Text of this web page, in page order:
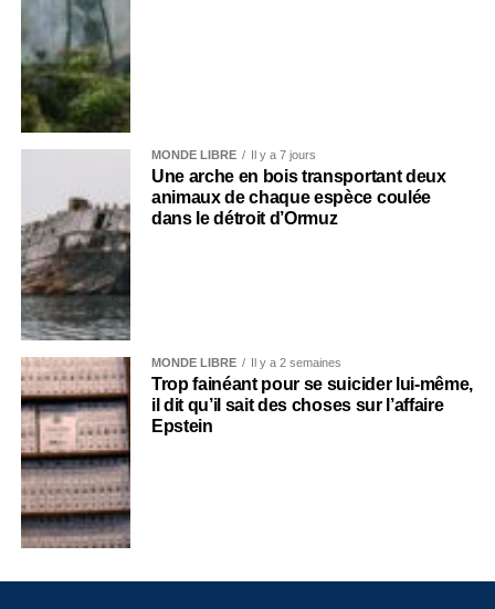
MONDE LIBRE Il y a 7 jours
Une arche en bois transportant deux
animaux de chaque espèce coulée
dans le détroit d’Ormuz
MONDE LIBRE Il y a 2 semaines
Trop fainéant pour se suicider lui-même,
il dit qu’il sait des choses sur l’affaire
Epstein